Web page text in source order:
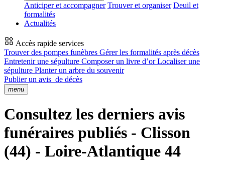
Anticiper et accompagner Trouver et organiser Deuil et
formalités
Actualités
Accès rapide services
Trouver des pompes funèbres Gérer les formalités après décès
Entretenir une sépulture Composer un livre d’orLocaliser une
sépulture Planter un arbre du souvenir
Publier un avis de décès
menu
Consultez les derniers avis
funéraires publiés - Clisson
(44) - Loire-Atlantique 44